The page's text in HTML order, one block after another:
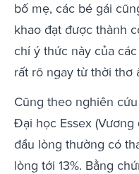
bố mẹ, các bé gái
khao đạt được thành
chí ý thức này của
rất rõ ngay từ thời thơ
Cũng theo nghiên
Đại học Essex
đầu lòng thường có
lòng tới 13%. Bằng